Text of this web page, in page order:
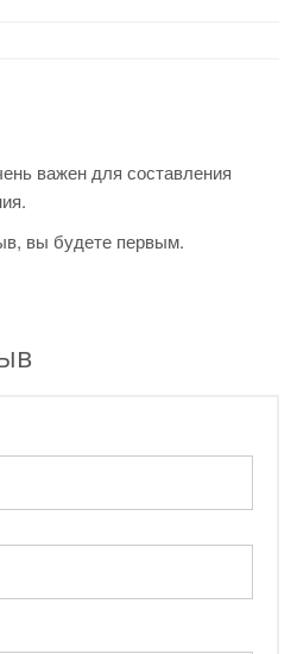
важен для составления
вы будете первым.